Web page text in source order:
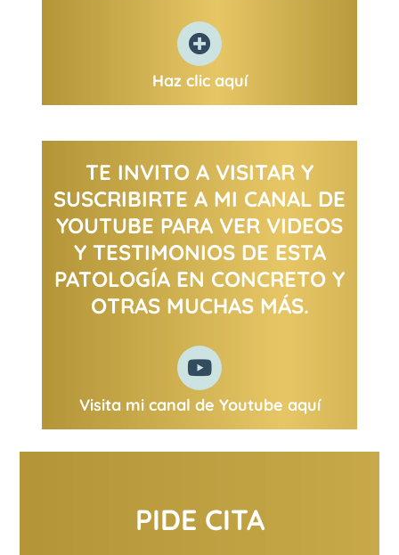
Haz clic aquí
TE INVITO A VISITAR Y
SUSCRIBIRTE A MI CANAL DE
YOUTUBE PARA VER VIDEOS
Y TESTIMONIOS DE ESTA
PATOLOGÍA EN CONCRETO Y
OTRAS MUCHAS MÁS.
Visita mi canal de Youtube aquí
PIDE CITA